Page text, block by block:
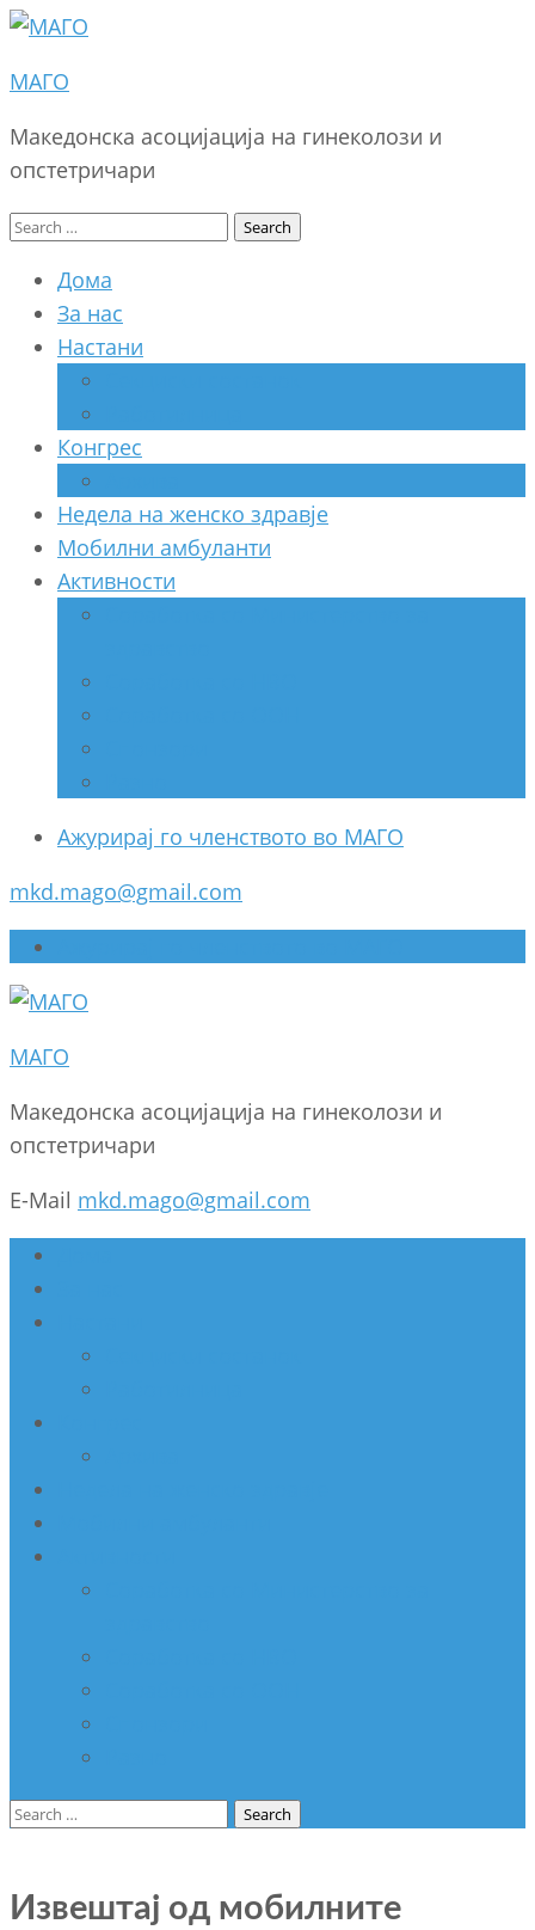
МАГО
Македонска асоцијација на гинеколози и
опстетричари
Search
Дома
За нас
Настани
Конгрес
Недела на женско здравје
Мобилни амбуланти
Активности
Ажурирај го членството во МАГО
mkd.mago@gmail.com
МАГО
Македонска асоцијација на гинеколози и
опстетричари
E-Mail mkd.mago@gmail.com
Search
Извештај од мобилните